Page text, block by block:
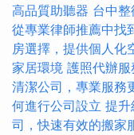
高品質助聽器 台中
從專業律師推薦中找
房選擇，提供個人化
家居環境 護照代辦
清潔公司，專業服務
何進行公司設立 提
司，快速有效的搬家